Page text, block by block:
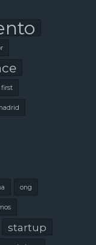
first
ong
startup